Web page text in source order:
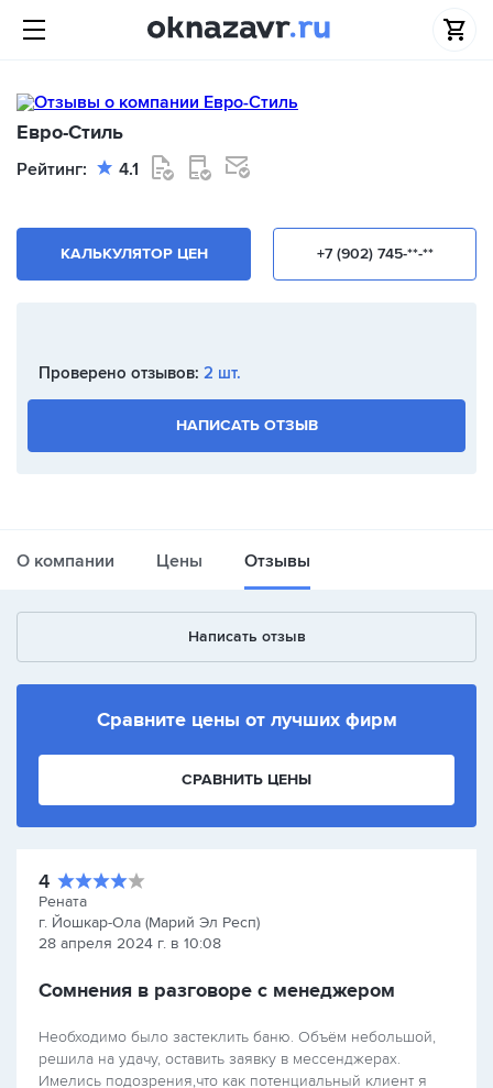
Евро-Стиль
Рейтинг: 4.1
+7 (902) 745-**-**
КАЛЬКУЛЯТОР ЦЕН
Проверено отзывов: 2 шт.
НАПИСАТЬ ОТЗЫВ
О компании Цены Отзывы
Написать отзыв
Сравните цены от лучших фирм
СРАВНИТЬ ЦЕНЫ
4
Рената
г. Йошкар-Ола (Марий Эл Респ)
28 апреля 2024 г. в 10:08
Сомнения в разговоре с менеджером
Необходимо было застеклить баню. Объём небольшой,
решила на удачу, оставить заявку в мессенджерах.
Имелись подозрения,что как потенциальный клиент я